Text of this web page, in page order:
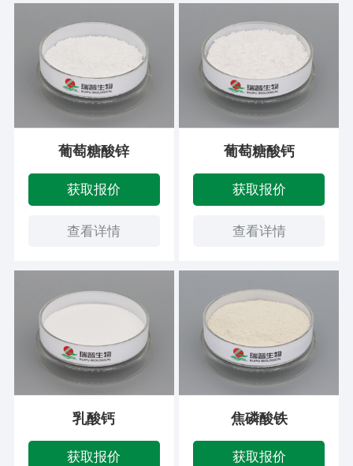
葡萄糖酸锌
获取报价
查看详情
葡萄糖酸钙
获取报价
查看详情
乳酸钙
获取报价
焦磷酸铁
获取报价